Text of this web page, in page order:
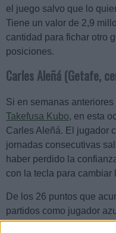
el juego salvo que lo
Tiene un valor de 2,9
cantidad para fichar otro
posiciones.
Carles Aleñá (Getafe,
Si en semanas
Takefusa Kubo, en esta
Carles Aleñá. El jugador
jornadas consecutivas
haber perdido la
con la tecla para cambiar
De los 26 puntos que
partidos como jugador
en los últimos cuatro. Su